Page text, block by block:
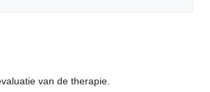
van de therapie.